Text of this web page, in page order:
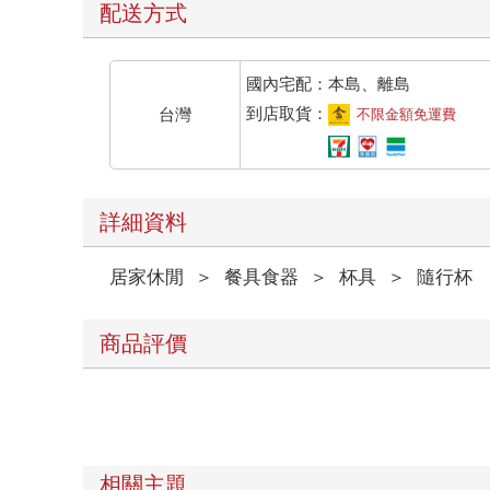
配送方式
台灣
國內宅配：本島、離島
到店取貨：
不限金額免運費
詳細資料
居家休閒 ＞ 餐具食器 ＞ 杯具 ＞ 隨行杯
商品評價
相關主題